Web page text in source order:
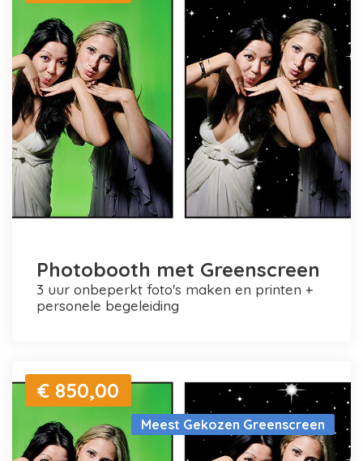
Photobooth met Greenscreen
3 uur onbeperkt foto's maken en printen +
personele begeleiding
Meest Gekozen Greenscreen
€ 850,00